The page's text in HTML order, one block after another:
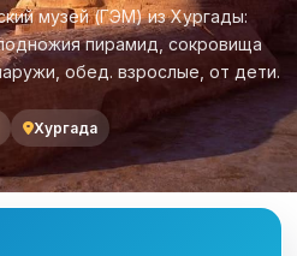
музей (ГЭМ) из Хургады:
пирамид, сокровища
обед. взрослые, от дети.
Хургада